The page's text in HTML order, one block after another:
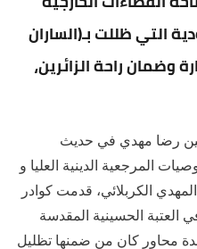
التي ظللت بـ(الساران
وضمان راحة الزائرين،
رضا مهدي في حديث
المرجعية الدينية العليا و
الكربلائي، قدمت كوادر
العتبة الحسينية المقدسة
محاور كان من ضمنها تظليل